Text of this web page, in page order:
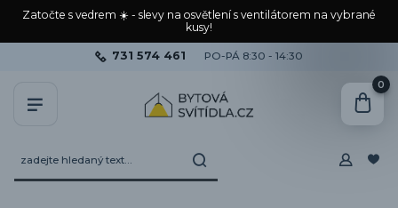
Zatočte s vedrem ☀️ - slevy na osvětlení s ventilátorem na vybrané
kusy!
731 574 461 PO-PÁ 8:30 - 14:30
0